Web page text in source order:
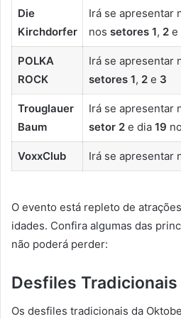
Die
Kirchdorfer
Irá se apresentar
nos setores 1, 2e
POLKA
ROCK
Irá se apresentar
setores 1, 2e 3
Trouglauer
Baum
Irá se apresentar
setor 2e dia 19 no
VoxxClub Irá se apresentar
O evento está repleto de
idades. Confira algumas das
não poderá perder:
Desfiles Tradicionais
Os desfiles tradicionais da